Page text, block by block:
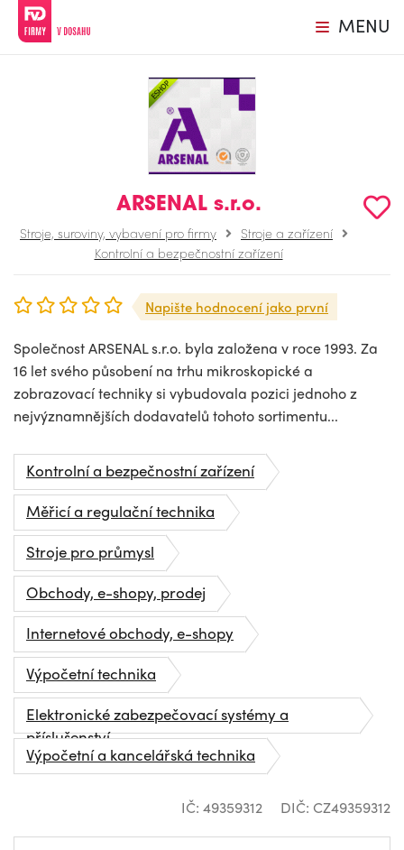
MENU
ARSENAL s.r.o.
Stroje, suroviny, vybavení pro firmy
Stroje a zařízení
Kontrolní a bezpečnostní zařízení
Napište hodnocení jako první
Společnost ARSENAL s.r.o. byla založena v roce 1993. Za
16 let svého působení na trhu mikroskopické a
zobrazovací techniky si vybudovala pozici jednoho z
nejvýznamnějších dodavatelů tohoto sortimentu...
Kontrolní a bezpečnostní zařízení
Měřicí a regulační technika
Stroje pro průmysl
Obchody, e-shopy, prodej
Internetové obchody, e-shopy
Výpočetní technika
Elektronické zabezpečovací systémy a
příslušenství
Výpočetní a kancelářská technika
IČ: 49359312 DIČ: CZ49359312